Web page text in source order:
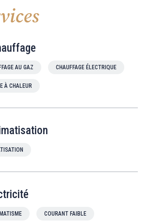
AU GAZ CHAUFFAGE ÉLECTRIQUE
À CHALEUR
COURANT FAIBLE